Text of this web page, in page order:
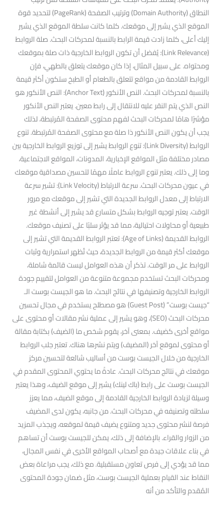
النطاق (Domain Authority) وترتيب الصفحة (PageRank) لتحديد قوة
الموقع الذي يشير إلى موقعك. كلما كانت سلطة الموقع الذي يشير
إليك أعلى، كلما زادت قيمة الرابط بالنسبة لمحركات البحث. صلة الروابط
(Link Relevance): يُفضل أن تكون الروابط الخارجية ذات صلة بموقعك
ومحتواه. على سبيل المثال، إذا كان موقعك يتعلق بالطهي، فإن
الروابط القادمة من مواقع تتعلق بالطعام أو الطبخ ستكون أكثر قيمة
بالنسبة لمحركات البحث. النص الأنكور (Anchor Text): النص الأنكور هو
النص الذي يتم النقر عليه للانتقال إلى رابط معين. يعتبر النص الأنكور
مؤشرًا هامًا لمحركات البحث لفهم محتوى الصفحة المُرتبطة، لذلك
يجب أن يكون النص الأنكور ذا صلة مع محتوى الصفحة المُرتبطة. تنوع
الروابط (Link Diversity): تنوع الروابط يشير إلى توزيع الروابط الخارجية بين
مصادر مختلفة مثل المواقع الإخبارية، المدونات، المواقع الاجتماعية،
وما إلى ذلك. يعتبر تنوع الروابط عاملًا مهمًا لتحسين مصداقية موقعك
في عيون محركات البحث. سرعة الارتباط (Link Velocity): تشير سرعة
الارتباط إلى معدل الروابط الجديدة التي تشير إلى موقعك مع مرور
الوقت. يعتبر توجيه الروابط بشكل متسارع قد يشير إلى أنشطة غير
طبيعية أو محاولات احتيالية، مما قد يؤثر سلبًا على تصنيف موقعك.
الروابط القديمة (Age of Links): تعتبر الروابط القديمة التي تشير إلى
موقعك أكثر قيمة من الروابط الجديدة، حيث تُظهر استمرارية وثبات
الروابط على مر الوقت. تذكر أن هذه العوامل ليست قائمة شاملة،
ومحركات البحث تستخدم مجموعة متنوعة من العوامل لتقييم جودة
الروابط الخارجية وتصنيفها في نتائج البحث. ما هو الجيست بوست الـ
“جيست بوست” (Guest Post) هو مصطلح يستخدم في مجال تحسين
محركات البحث (SEO)، وهو يشير إلى عملية نشر مقالات أو محتوى على
مواقع أخرى كضيف. بمعنى آخر، يقوم شخص ما (الضيف) بكتابة مقالة
أو محتوى لموقع آخر (المضيف) ويتم نشرها هناك. تعتبر جلب الروابط
الخارجية من خلال الجيست بوست من أساليب شائعة لتحسين مركز
موقعك في نتائج محركات البحث. عادةً ما يحتوي المحتوى المقدم في
الجيست بوست على رابط (باك لينك) يشير إلى موقع الضيف، وهذا يعتبر
وسيلة لزيادة الروابط الخارجية القادمة إلى موقع الضيف، مما يعزز
سلطته وتصنيفه في محركات البحث. من جانبه، يكون لدى المضيف
فرصة لنشر محتوى جديد ومتنوع يضيف قيمة لموقعه، ويجذب المزيد
من الزوار والقراء. بالإضافة إلى ذلك، يمكن للجيست بوست أن تساهم
في بناء علاقات جيدة مع أصحاب المواقع الأخرى في نفس المجال،
مما قد يؤدي إلى فرص تعاون مستقبلية. مع ذلك، يجب مراعاة بعض
النقاط عند القيام بعملية الجيست بوست، مثل ضمان جودة المحتوى
المُقدم والتأكد من أنه